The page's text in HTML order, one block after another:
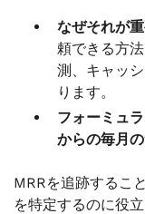
なぜそれが
頼できる方
測、キャッ
ります。
フォーミュラ
からの毎月
MRRを追跡するこ
を特定するのに役